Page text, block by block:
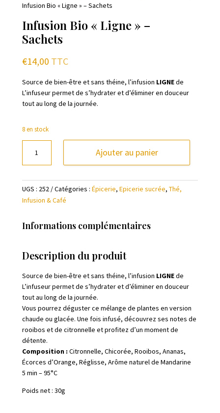
Infusion Bio « Ligne » – Sachets
Infusion Bio « Ligne » –
Sachets
€14,00 TTC
Source de bien-être et sans théine, l’infusion LIGNEde
L’infuseur permet de s’hydrater et d’éliminer en douceur
tout au long de la journée.
8 en stock
Infusion
Bio
"Ligne"
-
Ajouter au panier
UGS : 252 Catégories : Épicerie, Epicerie sucrée, Thé,
Infusion & Café
Informations complémentaires
Description du produit
Source de bien-être et sans théine, l’infusion LIGNEde
L’infuseur permet de s’hydrater et d’éliminer en douceur
tout au long de la journée.
Vous pourrez déguster ce mélange de plantes en version
chaude ou glacée. Une fois infusé, découvrez ses notes de
rooibos et de citronnelle et profitez d’un moment de
détente.
Composition : Citronnelle, Chicorée, Rooibos, Ananas,
Écorces d’Orange, Réglisse, Arôme naturel de Mandarine
5 min – 95°C
Poids net : 30g